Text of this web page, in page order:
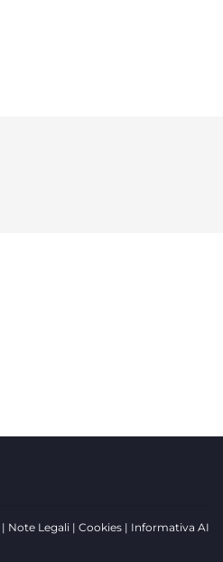
Note Legali Cookies Informativa AI